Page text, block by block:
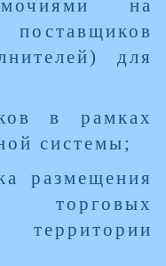
на
для
в рамках
системы;
размещения
торговых